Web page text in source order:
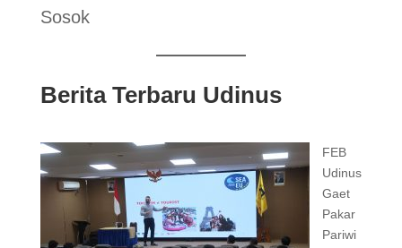
Sosok
Berita Terbaru Udinus
FEB
Udinus
Gaet
Pakar
Pariwi